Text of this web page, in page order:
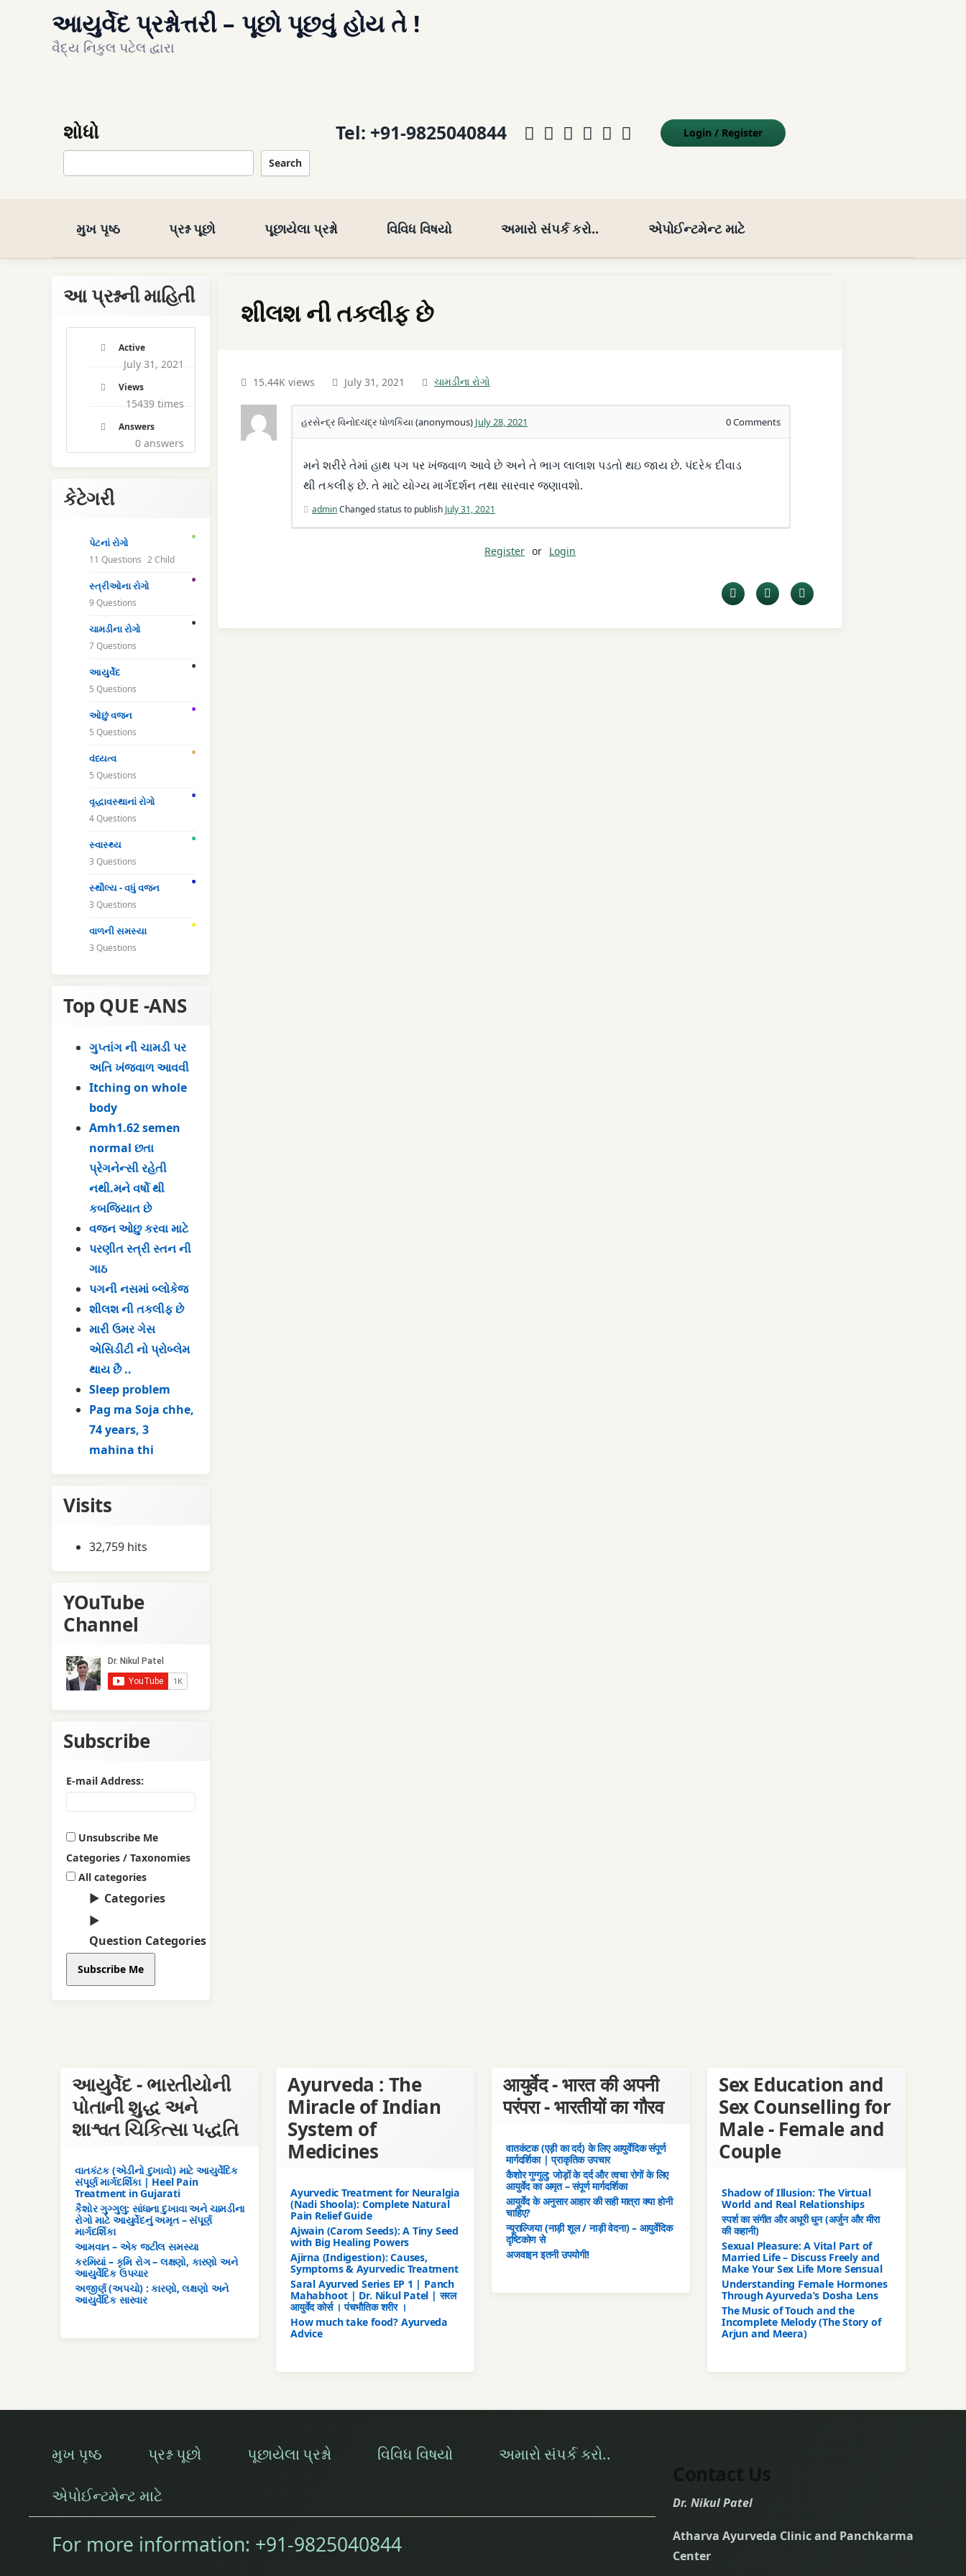
આયુર્વેદ પ્રશ્નોત્તરી – પૂછો પૂછવું હોય તે !
વૈદ્ય નિકુલ પટેલ દ્વારા
શોધો
Search
Tel: +91-9825040844 Facebook
Instagram
Telegram
WhatsApp
YouTube
E-mail Login / Register
મુખ પૃષ્ઠ પ્રશ્ન પૂછો પૂછાયેલા પ્રશ્નો વિવિધ વિષયો અમારો સંપર્ક કરો.. એપોઈન્ટમેન્ટ માટે
શીલશ ની તકલીફ છે
15.44K views July 31, 2021 ચામડીના રોગો
હરસેન્દ્ર વિનોદચંદ્ર ધોળકિયા (anonymous) July 28, 2021 0Comments
મને શરીરે તેમાં હાથ પગ પર ખંજવાળ આવે છે અને તે ભાગ લાલાશ પડતો થઇ જાય છે. પંદરેક દીવાડ
થી તકલીફ છે. તે માટે યોગ્ય માર્ગદર્શન તથા સારવાર જણાવશો.
adminChanged status to publish July 31, 2021
Register or Login
FacebookTwitterLinkedIn
આ પ્રશ્નની માહિતી
Active
July 31, 2021
Views
15439 times
Answers
0 answers
કેટેગરી
પેટનાં રોગો
11 Questions 2 Child
સ્ત્રીઓના રોગો
9 Questions
ચામડીના રોગો
7 Questions
આયુર્વેદ
5 Questions
ઓછું વજન
5 Questions
વંધ્યત્વ
5 Questions
વૃદ્ધાવસ્થાનાં રોગો
4 Questions
સ્વાસ્થ્ય
3 Questions
સ્થૌલ્ય - વધું વજન
3 Questions
વાળની સમસ્યા
3 Questions
Top QUE -ANS
ગુપ્તાંગ ની ચામડી પર
અતિ ખંજવાળ આવવી
Itching on whole
body
Amh1.62 semen
normal છતા
પ્રેગનેન્સી રહેતી
નથી.મને વર્ષો થી
કબજિયાત છે
વજન ઓછુ કરવા માટે
પરણીત સ્ત્રી સ્તન ની
ગાઠ
પગની નસમાં બ્લોકેજ
શીલશ ની તકલીફ છે
મારી ઉમર ગેસ
એસિડીટી નો પ્રોબ્લેમ
થાય છૈ ..
Sleep problem
Pag ma Soja chhe,
74 years, 3
mahina thi
Visits
32,759 hits
YOuTube
Channel
Subscribe
E-mail Address:
Unsubscribe Me
Categories / Taxonomies
All categories
Categories
Question Categories
Subscribe Me
આયુર્વેદ - ભારતીયોની
પોતાની શુદ્ધ અને
શાશ્વત ચિકિત્સા પદ્ધતિ
વાતકંટક (એડીનો દુખાવો) માટે આયુર્વેદિક
સંપૂર્ણ માર્ગદર્શિકા | Heel Pain
Treatment in Gujarati
કૈશોર ગુગ્ગુલુ: સાંધાના દુખાવા અને ચામડીના
રોગો માટે આયુર્વેદનું અમૃત – સંપૂર્ણ
માર્ગદર્શિકા
આમવાત – એક જટીલ સમસ્યા
કરમિયાં – કૃમિ રોગ – લક્ષણો, કારણો અને
આયુર્વેદિક ઉપચાર
અજીર્ણ (અપચો) : કારણો, લક્ષણો અને
આયુર્વેદિક સારવાર
Ayurveda : The
Miracle of Indian
System of
Medicines
Ayurvedic Treatment for Neuralgia
(Nadi Shoola): Complete Natural
Pain Relief Guide
Ajwain (Carom Seeds): A Tiny Seed
with Big Healing Powers
Ajirna (Indigestion): Causes,
Symptoms & Ayurvedic Treatment
Saral Ayurved Series EP 1 | Panch
Mahabhoot | Dr. Nikul Patel | सरल
आयुर्वेद कोर्स । पंचभौतिक शरीर ।
How much take food? Ayurveda
Advice
आयुर्वेद - भारत की अपनी
परंपरा - भारतीयों का गौरव
वातकंटक (एड़ी का दर्द) के लिए आयुर्वेदिक संपूर्ण
मार्गदर्शिका | प्राकृतिक उपचार
कैशोर गुग्गुलु: जोड़ों के दर्द और त्वचा रोगों के लिए
आयुर्वेद का अमृत – संपूर्ण मार्गदर्शिका
आयुर्वेद के अनुसार आहार की सही मात्रा क्या होनी
चाहिए?
न्यूराल्जिया (नाड़ी शूल / नाड़ी वेदना) – आयुर्वेदिक
दृष्टिकोण से
अजवाइन इतनी उपयोगी!
Sex Education and
Sex Counselling for
Male - Female and
Couple
Shadow of Illusion: The Virtual
World and Real Relationships
स्पर्श का संगीत और अधूरी धुन (अर्जुन और मीरा
की कहानी)
Sexual Pleasure: A Vital Part of
Married Life – Discuss Freely and
Make Your Sex Life More Sensual
Understanding Female Hormones
Through Ayurveda’s Dosha Lens
The Music of Touch and the
Incomplete Melody (The Story of
Arjun and Meera)
મુખ પૃષ્ઠ પ્રશ્ન પૂછો પૂછાયેલા પ્રશ્નો વિવિધ વિષયો અમારો સંપર્ક કરો..
એપોઈન્ટમેન્ટ માટે
For more information: +91-9825040844
Contact Us
Dr. Nikul Patel
Atharva Ayurveda Clinic and Panchkarma
Center